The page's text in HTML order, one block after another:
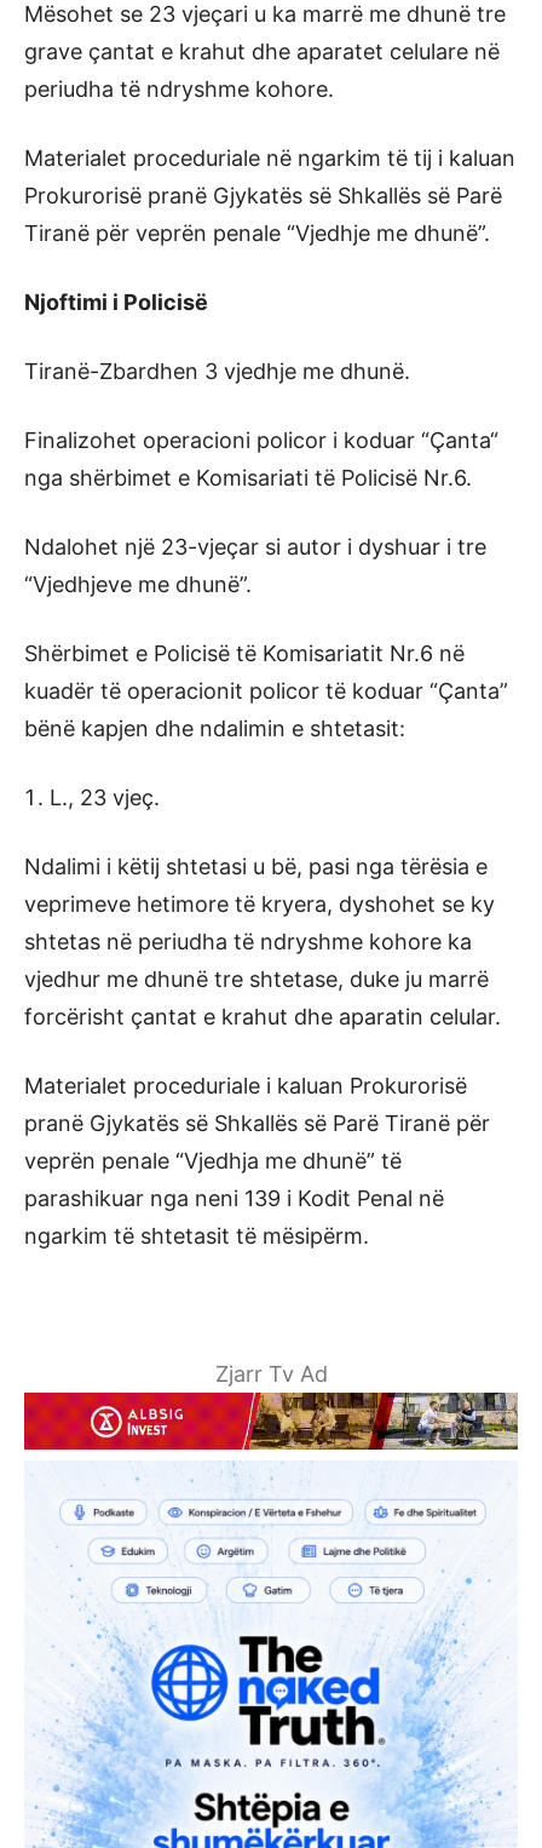
Mësohet se 23 vjeçari u ka marrë me dhunë tre
grave çantat e krahut dhe aparatet celulare në
periudha të ndryshme kohore.
Materialet proceduriale në ngarkim të tij i kaluan
Prokurorisë pranë Gjykatës së Shkallës së Parë
Tiranë për veprën penale “Vjedhje me dhunë”.
Njoftimi i Policisë
Tiranë-Zbardhen 3 vjedhje me dhunë.
Finalizohet operacioni policor i koduar “Çanta“
nga shërbimet e Komisariati të Policisë Nr.6.
Ndalohet një 23-vjeçar si autor i dyshuar i tre
“Vjedhjeve me dhunë”.
Shërbimet e Policisë të Komisariatit Nr.6 në
kuadër të operacionit policor të koduar “Çanta”
bënë kapjen dhe ndalimin e shtetasit:
L., 23 vjeç.
Ndalimi i këtij shtetasi u bë, pasi nga tërësia e
veprimeve hetimore të kryera, dyshohet se ky
shtetas në periudha të ndryshme kohore ka
vjedhur me dhunë tre shtetase, duke ju marrë
forcërisht çantat e krahut dhe aparatin celular.
Materialet proceduriale i kaluan Prokurorisë
pranë Gjykatës së Shkallës së Parë Tiranë për
veprën penale “Vjedhja me dhunë” të
parashikuar nga neni 139 i Kodit Penal në
ngarkim të shtetasit të mësipërm.
Zjarr Tv Ad